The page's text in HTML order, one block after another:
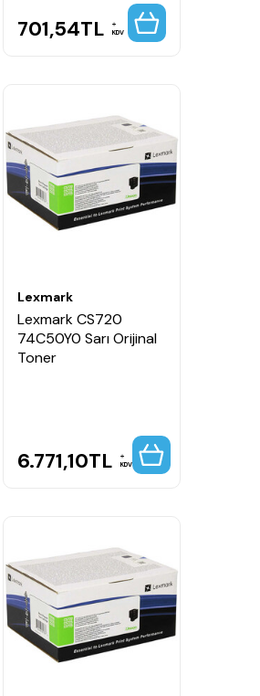
701,54TL KDV
Lexmark
Lexmark CS720
74C50Y0 Sarı Orijinal
Toner
6.771,10TL KDV